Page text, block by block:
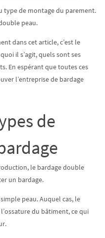
type de montage du parement.
peau.
dans cet article, c’est le
il s’agit, quels sont ses
En espérant que toutes ces
l’entreprise de bardage
de
le bardage double
un bardage.
peau. Auquel cas, le
l’ossature du bâtiment, ce qui